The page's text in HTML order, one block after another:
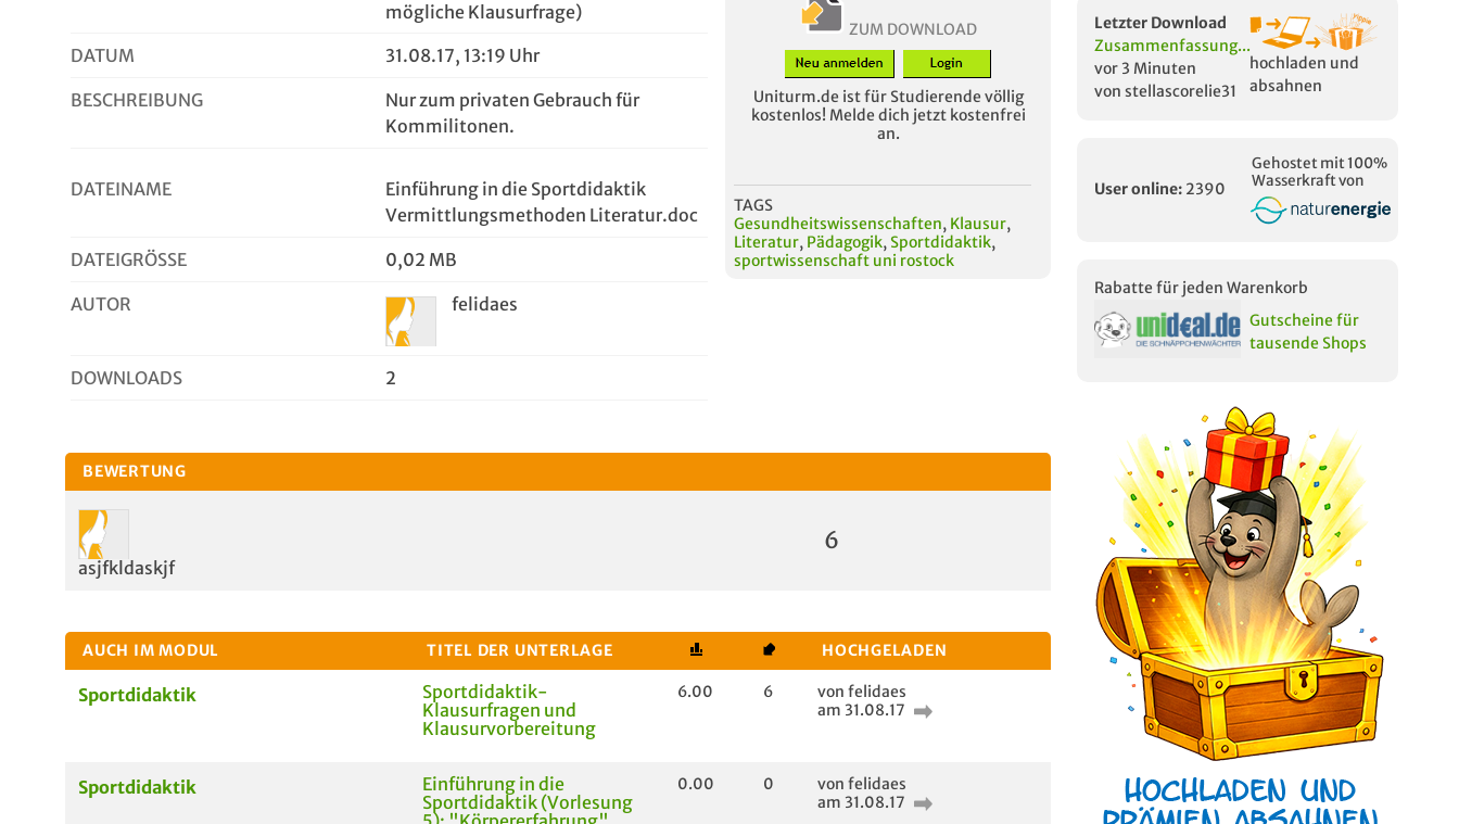
mögliche Klausurfrage)
DATUM
31.08.17, 13:19 Uhr
BESCHREIBUNG
Nur zum privaten Gebrauch für
Kommilitonen.
DATEINAME
Einführung in die Sportdidaktik
Vermittlungsmethoden Literatur.doc
DATEIGRÖSSE 0,02 MB
AUTOR felidaes
DOWNLOADS 2
ZUM DOWNLOAD
Uniturm.de ist für Studierende völlig
kostenlos! Melde dich jetzt kostenfrei
an.
TAGS
Gesundheitswissenschaften, Klausur,
Literatur, Pädagogik, Sportdidaktik,
sportwissenschaft uni rostock
BEWERTUNG
asjfkldaskjf
6
AUCH IM MODUL TITEL DER UNTERLAGE HOCHGELADEN
Sportdidaktik
Sportdidaktik-
Klausurfragen und
Klausurvorbereitung
6.00 6
von felidaes
am 31.08.17
Sportdidaktik
Einführung in die
Sportdidaktik (Vorlesung
0.00 0
von felidaes
am 31.08.17
Letzter Download
Zusammenfassung...
vor 3 Minuten
von stellascorelie31
hochladen und
absahnen
User online: 2390
Gehostet mit 100%
Wasserkraft von
Rabatte für jeden Warenkorb
Gutscheine für
tausende Shops